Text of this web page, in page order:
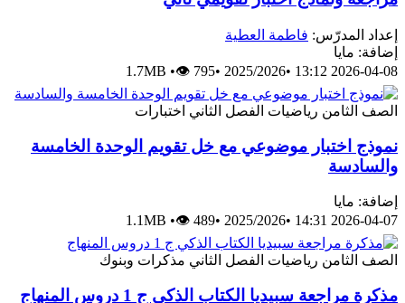
المدرّس:فاطمة العطية
2026-
•
2025/2026
•
1.7MB •👁 795
رياضيات الفصل الثاني اختبارات
اختبار موضوعي مع خل تقويم الوحدة الخامسة
2026-
•
2025/2026
•
1.1MB •👁 489
رياضيات الفصل الثاني مذكرات وبنوك
سبيديا الكتاب الذكي ج 1 دروس المنهاج